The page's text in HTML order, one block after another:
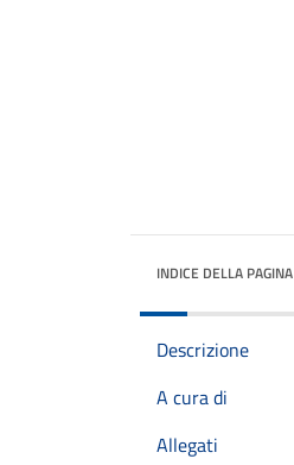
INDICE DELLA PAGINA
Descrizione
A cura di
Allegati